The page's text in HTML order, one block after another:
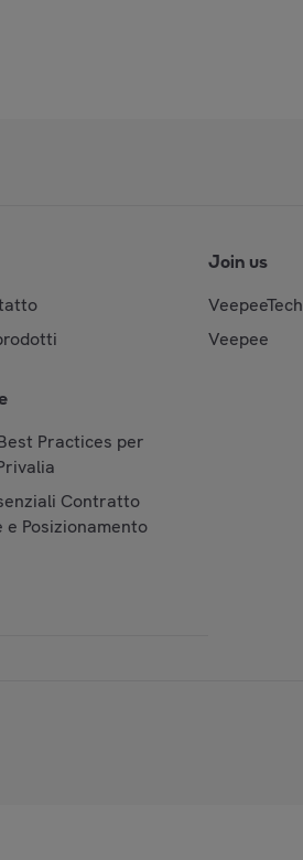
Practices per
Contratto
e Posizionamento
Join us
VeepeeTech
Veepee